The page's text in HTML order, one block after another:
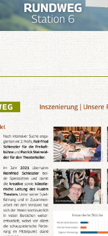
RUNDWEG
Station 6